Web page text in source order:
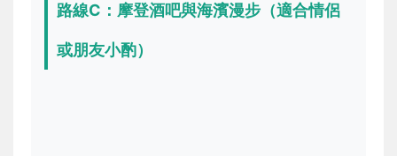
路線C：摩登酒吧與海濱漫步（適合情侶
或朋友小酌）